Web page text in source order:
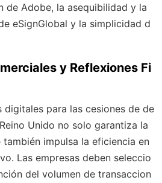
de Adobe, la asequibilidad y la
eSignGlobal y la simplicidad d
y Reflexiones Fi
digitales para las cesiones de de
Unido no solo garantiza la
impulsa la eficiencia en
Las empresas deben seleccio
del volumen de transaccion